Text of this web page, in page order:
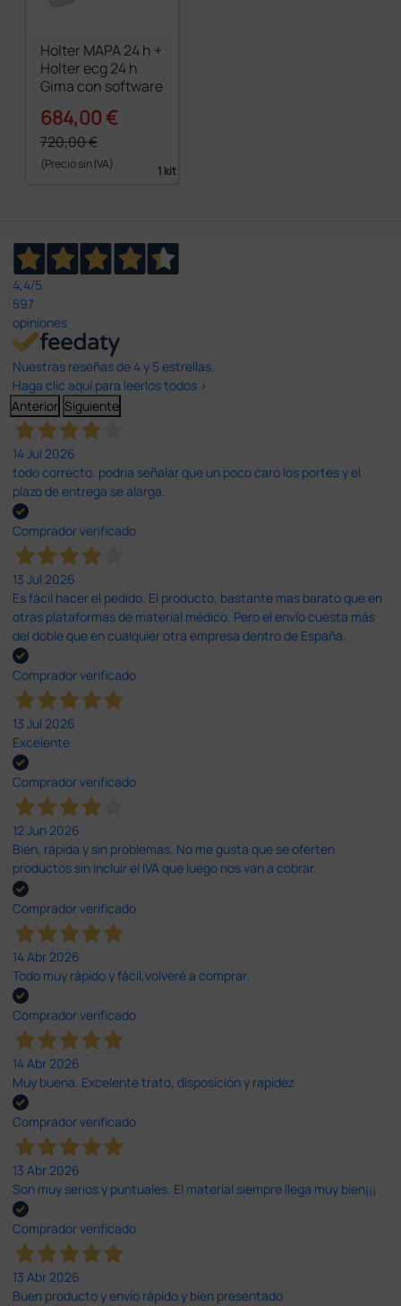
Holter MAPA 24 h +
Holter ecg 24 h
Gima con software
684,00 €
720,00 €
(Precio sin IVA) 1 kit
4,4/5
597
opiniones
Nuestras reseñas de 4 y 5 estrellas.
Haga clic aquí para leerlos todos >
Anterior Siguiente
14 Jul 2026
todo correcto. podria señalar que un poco caro los portes y el
plazo de entrega se alarga.
Comprador verificado
13 Jul 2026
Es fácil hacer el pedido. El producto, bastante mas barato que en
otras plataformas de material médico. Pero el envío cuesta más
del doble que en cualquier otra empresa dentro de España.
Comprador verificado
13 Jul 2026
Excelente
Comprador verificado
12 Jun 2026
Bien, rápida y sin problemas. No me gusta que se oferten
productos sin incluir el IVA que luego nos van a cobrar.
Comprador verificado
14 Abr 2026
Todo muy rápido y fácil,volveré a comprar.
Comprador verificado
14 Abr 2026
Muy buena. Excelente trato, disposición y rapidez
Comprador verificado
13 Abr 2026
Son muy serios y puntuales. El material siempre llega muy bien¡¡¡
Comprador verificado
13 Abr 2026
Buen producto y envío rápido y bien presentado